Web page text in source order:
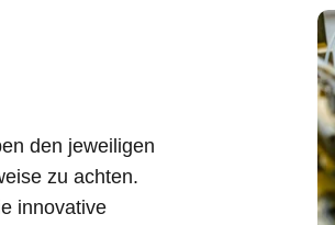
den jeweiligen
zu achten.
innovative